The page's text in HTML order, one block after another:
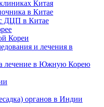
Китая
в Китае
ДЦП в Китае
Кореи
и лечения в
лечение в Южную Корею
органов в Индии